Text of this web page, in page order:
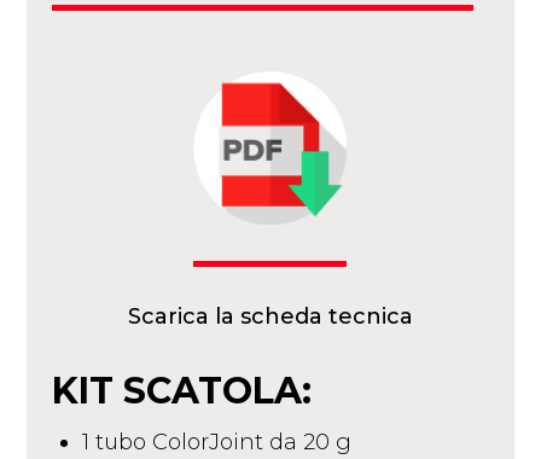
Scarica la scheda tecnica
KIT SCATOLA:
1 tubo ColorJoint da 20 g